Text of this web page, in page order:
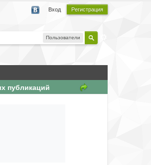
Вход Регистрация
Пользователи
публикаций